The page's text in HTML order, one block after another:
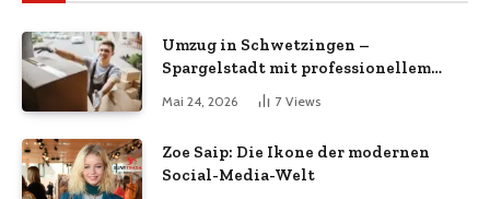
Umzug in Schwetzingen –
Spargelstadt mit professionellem
Umzugsservice
Mai 24, 2026 7 Views
Zoe Saip: Die Ikone der modernen
Social-Media-Welt